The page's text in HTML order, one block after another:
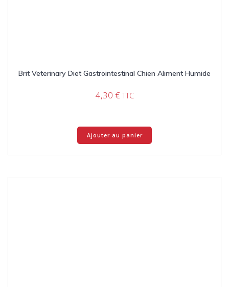
Brit Veterinary Diet Gastrointestinal Chien Aliment Humide
4,30 € TTC
Ajouter au panier